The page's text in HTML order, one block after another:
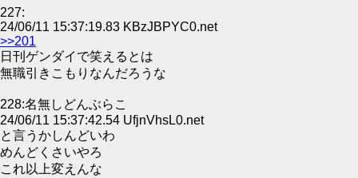
227:
24/06/11 15:37:19.83 KBzJBPYC0.net
>>201
日刊ゲンダイで笑えるとは
無職引きこもりなんだろうな
228:名無しどんぶらこ
24/06/11 15:37:42.54 UfjnVhsL0.net
と言うかしんどいわ
めんどくさいやろ
これ以上変えんな